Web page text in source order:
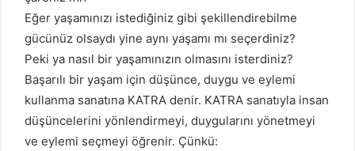
Eğer yaşamınızı istediğiniz gibi şekillendirebilme
gücünüz olsaydı yine aynı yaşamı mı seçerdiniz?
Peki ya nasıl bir yaşamınızın olmasını isterdiniz?
Başarılı bir yaşam için düşünce, duygu ve eylemi
kullanma sanatına KATRA denir. KATRA sanatıyla insan
düşüncelerini yönlendirmeyi, duygularını yönetmeyi
ve eylemi seçmeyi öğrenir. Çünkü: